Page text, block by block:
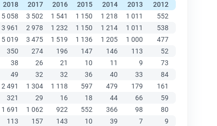
2018 2017 2016 2015 2014 2013 2012